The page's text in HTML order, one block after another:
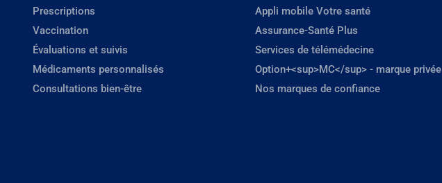
Prescriptions
Vaccination
Évaluations et suivis
Médicaments personnalisés
Consultations bien-être
Appli mobile Votre santé
Assurance-Santé Plus
Services de télémédecine
Option+<sup>MC</sup> - marque privée
Nos marques de confiance